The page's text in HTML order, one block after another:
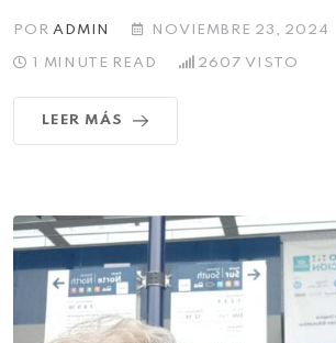
PORADMIN NOVIEMBRE 23, 2024
1 MINUTE READ 2607 VISTO
LEER MÁS